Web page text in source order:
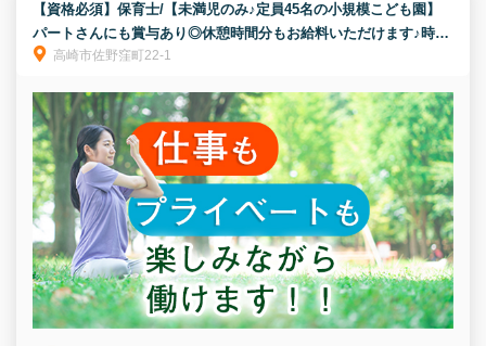
【資格必須】保育士/【未満児のみ♪定員45名の小規模こども園】
パートさんにも賞与あり◎休憩時間分もお給料いただけます♪時給
は経験年数の考慮あり★
高崎市佐野窪町22-1